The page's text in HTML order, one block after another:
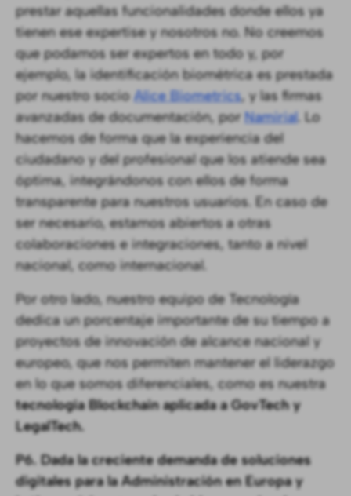
prestar aquellas funcionalidades donde ellos ya
tienen ese expertise y nosotros no. No creemos
que podamos ser expertos en todo y, por
ejemplo, la identificación biométrica es prestada
por nuestro socioAlice Biometrics, y las firmas
avanzadas de documentación, por Namirial. Lo
hacemos de forma que la experiencia del
ciudadano y del profesional que los atiende sea
óptima, integrándonos con ellos de forma
transparente para nuestros usuarios. En caso de
ser necesario, estamos abiertos a otras
colaboraciones e integraciones, tanto a nivel
nacional, como internacional.
Por otro lado, nuestro equipo de Tecnología
dedica un porcentaje importante de su tiempo a
proyectos de innovación de alcance nacional y
europeo, que nos permiten mantener el liderazgo
en lo que somos diferenciales, como es nuestra
tecnología Blockchain aplicada a GovTech y
LegalTech.
P6. Dada la creciente demanda de soluciones
digitales para la Administración en Europa y